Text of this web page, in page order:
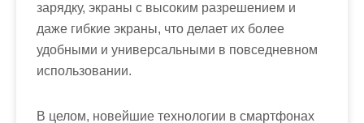
зарядку, экраны с высоким разрешением и
даже гибкие экраны, что делает их более
удобными и универсальными в повседневном
использовании.
В целом, новейшие технологии в смартфонах